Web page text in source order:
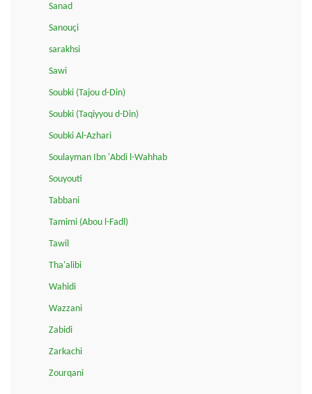
Sanad
Sanouçi
sarakhsi
Sawi
Soubki (Tajou d-Din)
Soubki (Taqiyyou d-Din)
Soubki Al-Azhari
Soulayman Ibn 'Abdi l-Wahhab
Souyouti
Tabbani
Tamimi (Abou l-Fadl)
Tawil
Tha'alibi
Wahidi
Wazzani
Zabidi
Zarkachi
Zourqani